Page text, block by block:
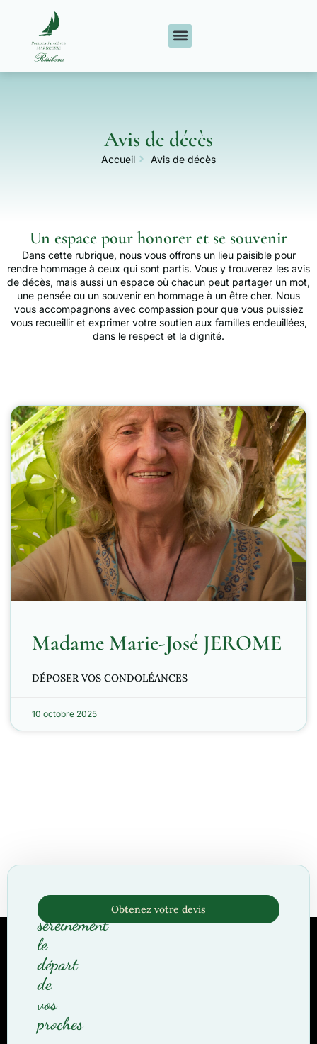
Avis de décès
Accueil Avis de décès
Un espace pour honorer et se souvenir
Dans cette rubrique, nous vous offrons un lieu paisible pour
rendre hommage à ceux qui sont partis. Vous y trouverez les avis
de décès, mais aussi un espace où chacun peut partager un mot,
une pensée ou un souvenir en hommage à un être cher. Nous
vous accompagnons avec compassion pour que vous puissiez
vous recueillir et exprimer votre soutien aux familles endeuillées,
dans le respect et la dignité.
Madame Marie-José JEROME
DÉPOSER VOS CONDOLÉANCES
10 octobre 2025
Organisez
sereinement
le
départ
de
vos
proches
Obtenez votre devis